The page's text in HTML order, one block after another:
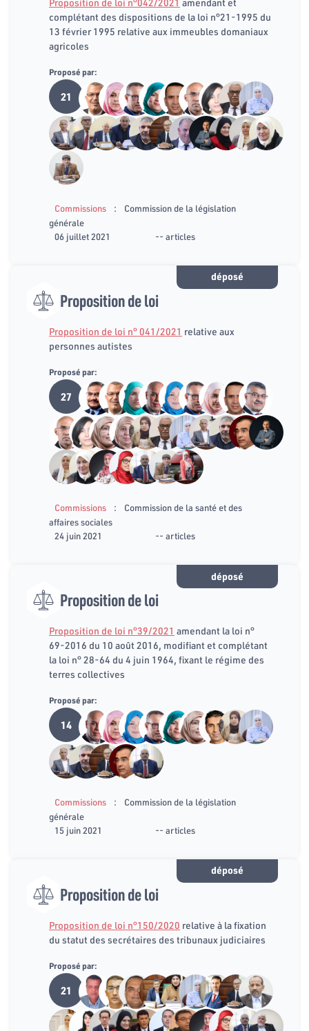
Proposition de loi n°042/2021 amendant et
complétant des dispositions de la loi n°21-1995 du
13 février 1995 relative aux immeubles domaniaux
agricoles
Proposé par:
21
Commissions :
Commission de la législation
générale
06 juillet 2021
-- articles
déposé
Proposition de loi
Proposition de loi n° 041/2021 relative aux
personnes autistes
Proposé par:
27
Commissions :
Commission de la santé et des
affaires sociales
24 juin 2021
-- articles
déposé
Proposition de loi
Proposition de loi n°39/2021 amendant la loi n°
69-2016 du 10 août 2016, modifiant et complétant
la loi n° 28-64 du 4 juin 1964, fixant le régime des
terres collectives
Proposé par:
14
Commissions :
Commission de la législation
générale
15 juin 2021
-- articles
déposé
Proposition de loi
Proposition de loi n°150/2020 relative à la fixation
du statut des secrétaires des tribunaux judiciaires
Proposé par:
21